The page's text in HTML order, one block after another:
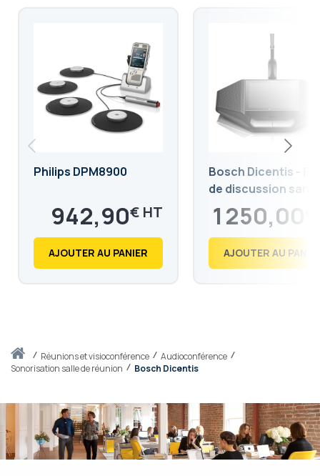
Accueilréunions et visioconférence
Audioconférence
Sonorisation salle de réunion
Bosch Dicentis
Philips DPM8900
942,90€
1 131,48
AJOUTER AU PANIER
Bosch Dicentis -
de discussion sans
avec écran
1 250,00
1 500,00
AJOUTER AU